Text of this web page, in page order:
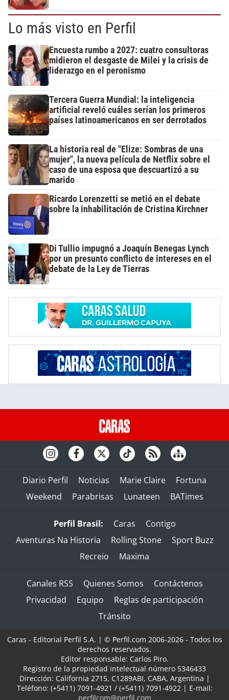
Lo más visto en Perfil
Encuesta rumbo a 2027: cuatro consultoras
midieron el desgaste de Milei y la crisis de
liderazgo en el peronismo
Tercera Guerra Mundial: la inteligencia
artificial reveló cuáles serían los primeros
países latinoamericanos en ser derrotados
La historia real de "Elize: Sombras de una
mujer", la nueva película de Netflix sobre el
caso de una esposa que descuartizó a su
marido
Ricardo Lorenzetti se metió en el debate
sobre la inhabilitación de Cristina Kirchner
Di Tullio impugnó a Joaquín Benegas Lynch
por un presunto conflicto de intereses en el
debate de la Ley de Tierras
Diario Perfil Noticias Marie Claire
Fortuna
Weekend
Parabrisas Lunateen BATimes
Perfil Brasil: Caras
Contigo
Aventuras Na Historia
Rolling Stone
Sport Buzz
Recreio
Maxima
Canales RSS Quienes Somos
Contáctenos
Privacidad
Equipo
Reglas de participación
Tránsito
Caras - Editorial Perfil S.A. | © Perfil.com 2006-2026 - Todos los
derechos reservados.
Editor responsable: Carlos Piro.
Registro de la propiedad intelectual número 5346433
Dirección: California 2715, C1289ABI, CABA, Argentina |
Teléfono: (+5411) 7091-4921 / (+5411) 7091-4922| E-mail:
perfilcom@perfil.com